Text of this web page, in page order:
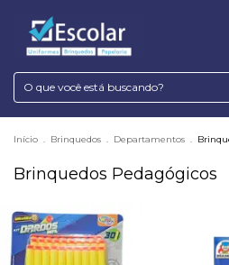
Início . Brinquedos . Departamentos .
Brinquedos Pedagógicos